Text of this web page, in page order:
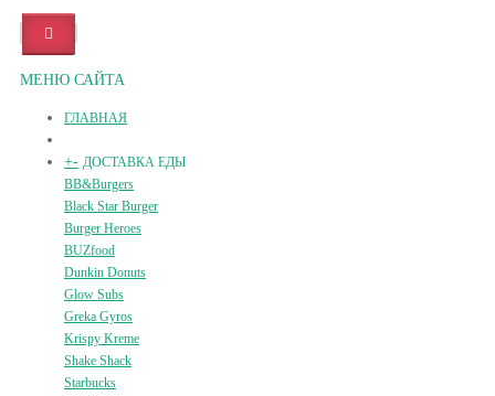
МЕНЮ САЙТА
ГЛАВНАЯ
+- ДОСТАВКА ЕДЫ
BB&Burgers
Black Star Burger
Burger Heroes
BUZfood
Dunkin Donuts
Glow Subs
Greka Gyros
Krispy Kreme
Shake Shack
Starbucks